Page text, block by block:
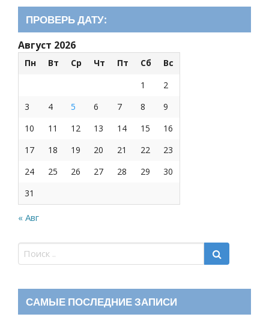
ПРОВЕРЬ ДАТУ:
Август 2026
Пн Вт Ср Чт Пт Сб
Вс
1
2
3
4 5 6 7 8
9
10
11 12 13 14 15
16
17
18 19 20 21 22
23
24
25 26 27 28 29
30
31
« Авг
САМЫЕ ПОСЛЕДНИЕ ЗАПИСИ